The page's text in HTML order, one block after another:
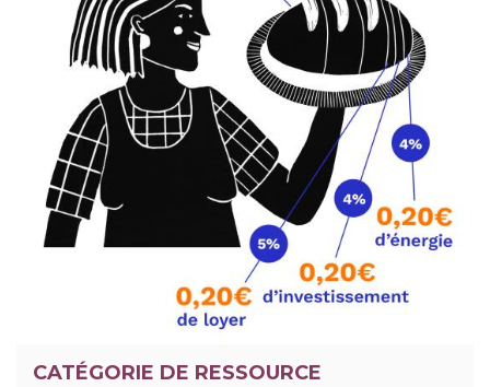
CATÉGORIE DE RESSOURCE